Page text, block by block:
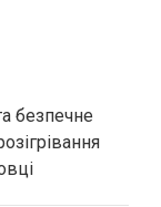
безпечне